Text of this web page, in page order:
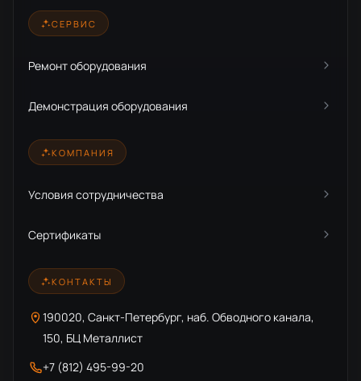
СЕРВИС
Ремонт оборудования
Демонстрация оборудования
КОМПАНИЯ
Условия сотрудничества
Сертификаты
КОНТАКТЫ
190020, Санкт-Петербург, наб. Обводного канала,
150, БЦ Металлист
+7 (812) 495-99-20